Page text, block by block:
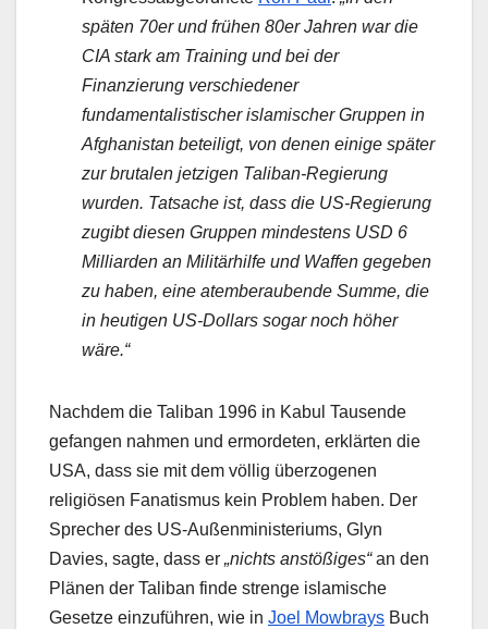
späten 70er und frühen 80er Jahren war die
CIA stark am Training und bei der
Finanzierung verschiedener
fundamentalistischer islamischer Gruppen in
Afghanistan beteiligt, von denen einige später
zur brutalen jetzigen Taliban-Regierung
wurden. Tatsache ist, dass die US-Regierung
zugibt diesen Gruppen mindestens USD 6
Milliarden an Militärhilfe und Waffen gegeben
zu haben, eine atemberaubende Summe, die
in heutigen US-Dollars sogar noch höher
wäre.“
Nachdem die Taliban 1996 in Kabul Tausende
gefangen nahmen und ermordeten, erklärten die
USA, dass sie mit dem völlig überzogenen
religiösen Fanatismus kein Problem haben. Der
Sprecher des US-Außenministeriums, Glyn
Davies, sagte, dass er „nichts anstößiges“an den
Plänen der Taliban finde strenge islamische
Gesetze einzuführen, wie in Joel Mowbrays Buch